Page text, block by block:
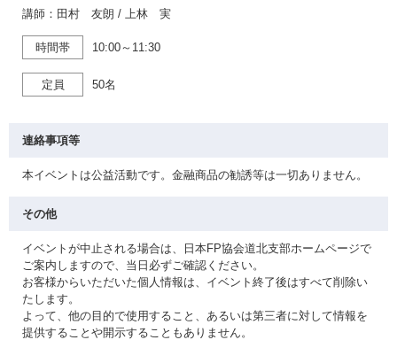
講師：田村 友朗 / 上林 実
時間帯 10:00～11:30
定員 50名
連絡事項等
本イベントは公益活動です。金融商品の勧誘等は一切ありません。
その他
イベントが中止される場合は、日本FP協会道北支部ホームページで
ご案内しますので、当日必ずご確認ください。
お客様からいただいた個人情報は、イベント終了後はすべて削除い
たします。
よって、他の目的で使用すること、あるいは第三者に対して情報を
提供することや開示することもありません。